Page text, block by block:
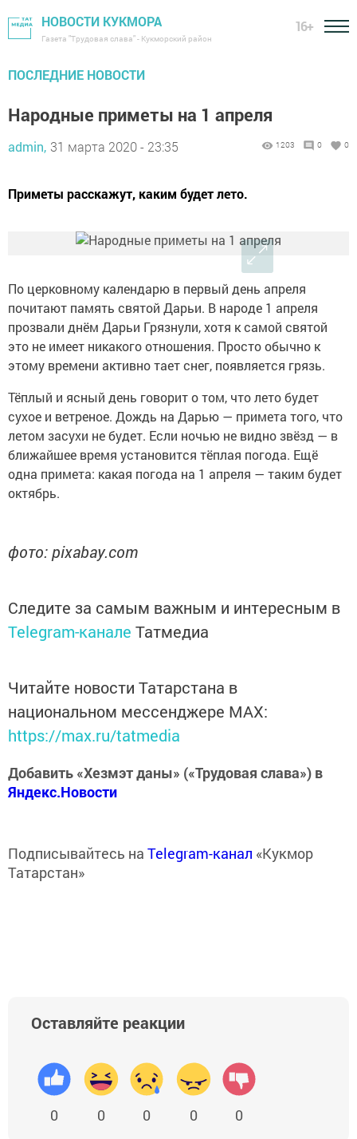
НОВОСТИ КУКМОРА
Газета "Трудовая слава" - Кукморский район
16+
ПОСЛЕДНИЕ НОВОСТИ
Народные приметы на 1 апреля
admin, 31 марта 2020 - 23:35 1203 0 0
Приметы расскажут, каким будет лето.
По церковному календарю в первый день апреля
почитают память святой Дарьи. В народе 1 апреля
прозвали днём Дарьи Грязнули, хотя к самой святой
это не имеет никакого отношения. Просто обычно к
этому времени активно тает снег, появляется грязь.
Тёплый и ясный день говорит о том, что лето будет
сухое и ветреное. Дождь на Дарью — примета того, что
летом засухи не будет. Если ночью не видно звёзд — в
ближайшее время установится тёплая погода. Ещё
одна примета: какая погода на 1 апреля — таким будет
октябрь.
фото: pixabay.com
Следите за самым важным и интересным в
Telegram-канале Татмедиа
Читайте новости Татарстана в
национальном мессенджере MАХ:
https://max.ru/tatmedia
Добавить «Хезмэт даны» («Трудовая слава») в
Яндекс.Новости
Подписывайтесь на Telegram-канал «Кукмор
Татарстан»
Оставляйте реакции
0 0 0 0 0